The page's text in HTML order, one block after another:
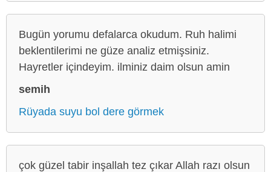
Bugün yorumu defalarca okudum. Ruh halimi
beklentilerimi ne güze analiz etmişsiniz.
Hayretler içindeyim. ilminiz daim olsun amin
semih
Rüyada suyu bol dere görmek
çok güzel tabir inşallah tez çıkar Allah razı olsun